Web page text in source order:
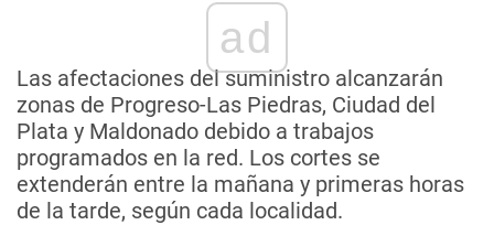
ad
Las afectaciones del suministro alcanzarán
zonas de Progreso-Las Piedras, Ciudad del
Plata y Maldonado debido a trabajos
programados en la red. Los cortes se
extenderán entre la mañana y primeras horas
de la tarde, según cada localidad.